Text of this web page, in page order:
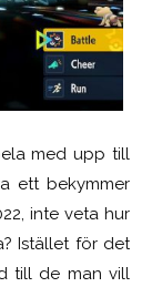
med upp till
ett bekymmer
inte veta hur
Istället för det
till de man vill